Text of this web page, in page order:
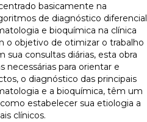
basicamente na
de diagnóstico diferencial
e bioquímica na clínica
o objetivo de otimizar o trabalho
sua consultas diárias, esta obra
necessárias para orientar e
o diagnóstico das principais
e a bioquímica, têm um
estabelecer sua etiologia a
clínicos.